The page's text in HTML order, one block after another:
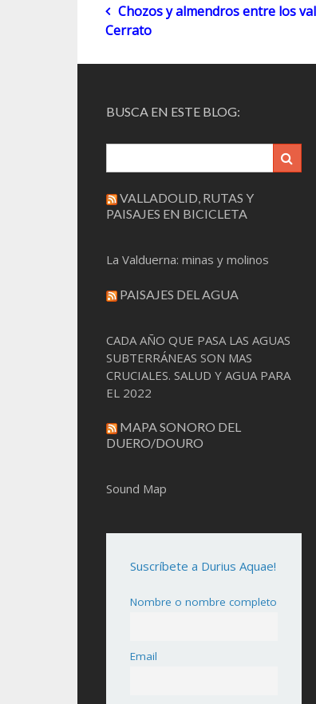
Navegación
Chozos y almendros entre los
Cerrato
BUSCA EN ESTE BLOG:
VALLADOLID, RUTAS Y
PAISAJES EN BICICLETA
La Valduerna: minas y molinos
PAISAJES DEL AGUA
CADA AÑO QUE PASA LAS AGUAS
SUBTERRÁNEAS SON MAS
CRUCIALES. SALUD Y AGUA PARA
EL 2022
MAPA SONORO DEL
DUERO/DOURO
Sound Map
Suscríbete a Durius Aquae!
Nombre o nombre completo
Email